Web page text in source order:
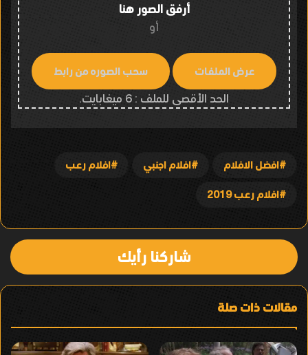
أرفق الصور هنا
أو
الحد الأقصى للملف : 6 ميغابايت.
افضل الافلام افلام اجنبي افلام رعب
افلام رعب 2019
شاركنا رأيك
مقالات ذات صلة